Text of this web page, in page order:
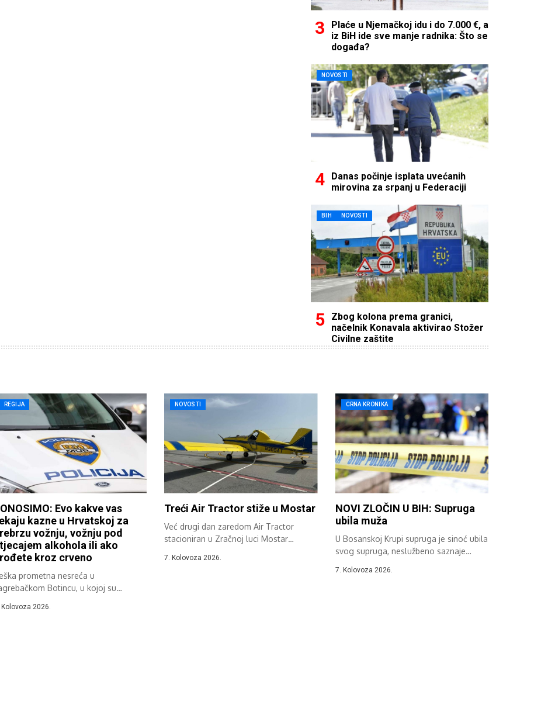
Plaće u Njemačkoj idu i do 7.000 €, a
iz BiH ide sve manje radnika: Što se
događa?
NOVOSTI
Danas počinje isplata uvećanih
mirovina za srpanj u Federaciji
BIH NOVOSTI
Zbog kolona prema granici,
načelnik Konavala aktivirao Stožer
Civilne zaštite
REGIJA
Evo kakve vas
kazne u Hrvatskoj za
vožnju, vožnju pod
alkohola ili ako
kroz crveno
prometna nesreća u
Botincu, u kojoj su
2026.
NOVOSTI
Treći Air Tractor stiže u Mostar
Već drugi dan zaredom Air Tractor
stacioniran u Zračnoj luci Mostar
7. Kolovoza 2026.
CRNA KRONIKA
NOVI ZLOČIN U BIH: Supruga
ubila muža
U Bosanskoj Krupi supruga je sinoć ubila
svog supruga, neslužbeno saznaje
7. Kolovoza 2026.